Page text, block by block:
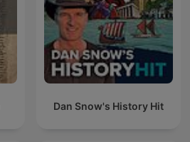
Dan Snow's History Hit